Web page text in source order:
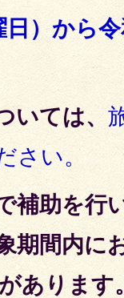
）から
いては、
さい。
補助を行
期間内に
あります